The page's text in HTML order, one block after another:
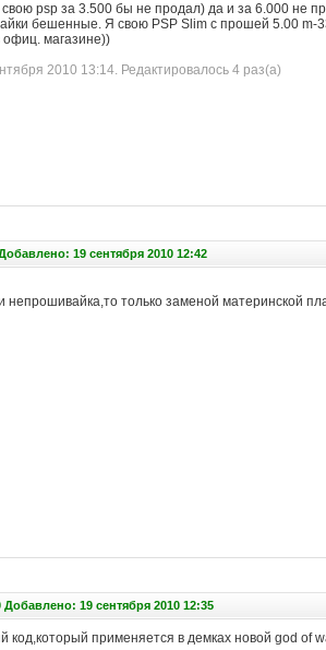
psp за 3.500 бы не продал) да и за 6.000 не
бешенные. Я свою PSP Slim с прошей 5.00 m-
офиц. магазине))
2010 13:14. Редактировалось 4 раз(а)
19 сентября 2010 12:42
непрошивайка,то только заменой материнской
Добавлено: 19 сентября 2010 12:35
код,который применяется в демках новой god of